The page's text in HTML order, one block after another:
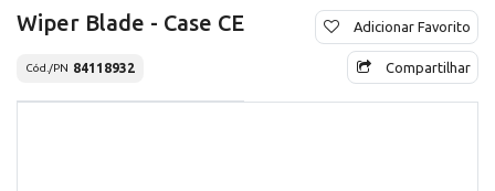
Wiper Blade - Case CE
Cód./PN 84118932
Adicionar Favorito
Compartilhar